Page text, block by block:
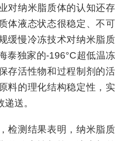
对纳米脂质体的认知还存
体液态状态很稳定、不可
缓慢冷冻技术对纳米脂质
泰独家的-196°C超低温冻
存活性物和过程制剂的活
料的理化结构稳定性，实
送。
检测结果表明，纳米脂质